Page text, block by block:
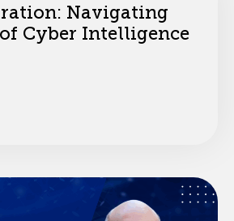
Navigating
Cyber Intelligence